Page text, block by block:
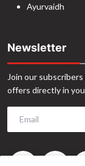
Ayurvaidh
Newsletter
Join our
offers directly in